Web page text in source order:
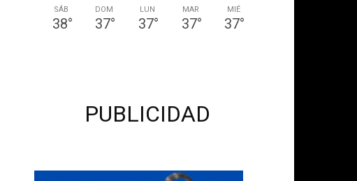
SÁB
38°
DOM
37°
LUN
37°
MAR
37°
MIÉ
37°
PUBLICIDAD